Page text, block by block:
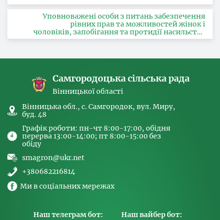
Уповноважені особи з питань забезпечення
рівних прав та можливостей жінок і
чоловіків, запобігання та протидії насильству
за ознакою статі, з питань здійснення заходів,
Самгородоцька сільська рада
Вінницької області
Вінницька обл., с. Самгородок, вул. Миру,
буд. 48
Графік роботи: пн-чт 8:00-17:00, обідня
перерва 13:00-14:00; пт 8:00-15:00 без
обіду
smagron@ukr.net
+380682216814
Ми в соціальних мережах
Наш телеграм бот: Наш вайбер бот: